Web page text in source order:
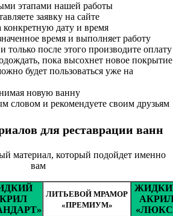
этапами нашей работы
заявку на сайте
дату и время
время и выполняет работу
после этого производите оплату
пока высохнет новое покрытие
будет пользоваться уже на
новую ванну
словом и рекомендуете своим друзьям
для реставрации ванн
материал, который подойдет именно
вам
ЛИТЬЕВОЙ МРАМОР
«ПРЕМИУМ»